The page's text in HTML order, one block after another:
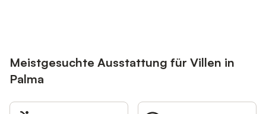
Meistgesuchte Ausstattung für Villen in
Palma